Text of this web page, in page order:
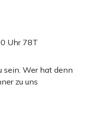
Uhr 78T
sein. Wer hat denn
zu uns